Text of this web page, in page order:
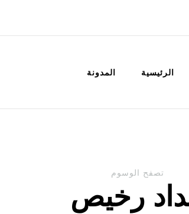
الرئيسية المدونة
تصفح الوسوم
رخيص